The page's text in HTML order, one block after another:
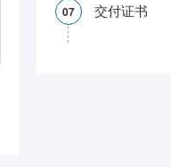
07 交付证书